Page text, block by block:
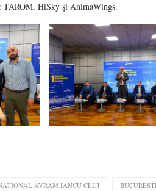
TAROM, HiSky şi AnimaWings.
AVRAM IANCU CLUJ BUCURESTI